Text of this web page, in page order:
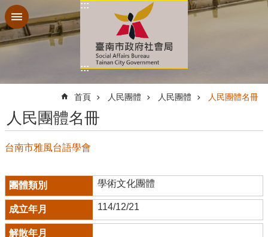
跳到主要內容區塊
:::
:::
首頁 人民團體 人民團體 人民團體名冊
人民團體名冊
台南市雅風台語學會
學術文化團體
114/12/21